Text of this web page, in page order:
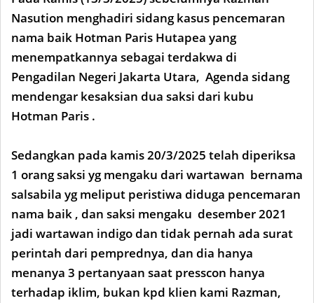
Nasution menghadiri sidang kasus pencemaran
nama baik Hotman Paris Hutapea yang
menempatkannya sebagai terdakwa di
Pengadilan Negeri Jakarta Utara, Agenda sidang
mendengar kesaksian dua saksi dari kubu
Hotman Paris .
Sedangkan pada kamis 20/3/2025 telah diperiksa
1 orang saksi yg mengaku dari wartawan bernama
salsabila yg meliput peristiwa diduga pencemaran
nama baik , dan saksi mengaku desember 2021
jadi wartawan indigo dan tidak pernah ada surat
perintah dari pemprednya, dan dia hanya
menanya 3 pertanyaan saat presscon hanya
terhadap iklim, bukan kpd klien kami Razman,